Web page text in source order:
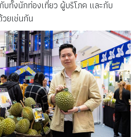
บทั้งนักท่องเที่ยว ผู้บริโภค และกับ
ยเช่นกัน